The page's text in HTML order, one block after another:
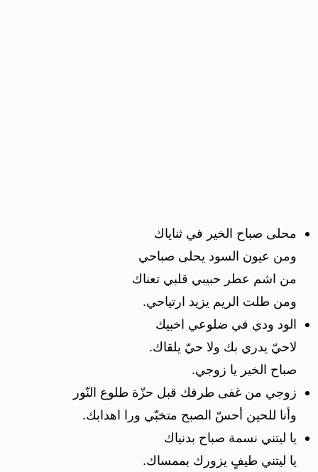
محلى صباح الخير في ثناياك
ومن عيون السود يحلى صباحي
من اشم عطر حبيبي قلبي تعناك
ومن طلت الريم يزيد ارتياحي.
الود ودي في ضلوعي اخبيك
لاحيّ يدري بك ولا حيّ يلقاك.
صباح الخير يا زوجي.
زوجي من غفى طرفك قبل حزّة طلوع النّور
وأنا للحين أحسّ الصبح متخبّي ورا اهدابك.
يا ليتني نسمة صباح بدنياك
يا ليتني طيفٍ يزورك بممساك.